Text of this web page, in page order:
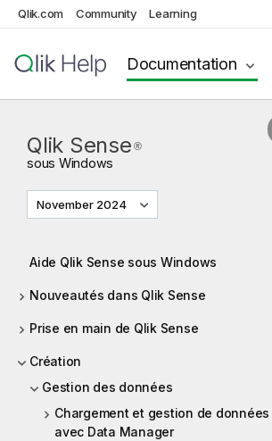
Qlik.com Community Learning
Documentation
Qlik Sense ®
sous Windows
November 2024
Aide Qlik Sense sous Windows
Nouveautés dans Qlik Sense
Prise en main de Qlik Sense
Création
Gestion des données
Chargement et gestion de données
avec Data Manager